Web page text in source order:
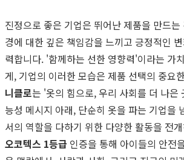
진정으로 좋은 기업은 뛰어난 제품을 만드
경에 대한 깊은 책임감을 느끼고 긍정적인
력합니다. '함께하는 선한 영향력'이라는 가
게, 기업의 이러한 모습은 제품 선택의 중요
니클로는 '옷의 힘으로, 우리 사회를 더 나은
능성 메시지 아래, 단순히 옷을 파는 기업을
서의 역할을 다하기 위한 다양한 활동을 전
오코텍스 1등급 인증을 통해 아이들의 안전